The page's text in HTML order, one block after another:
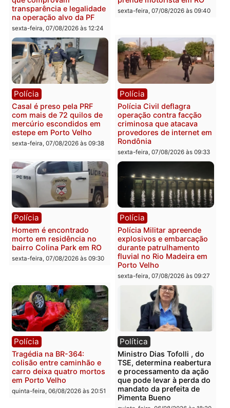
Marcos Rogério apresenta
Plano de Governo com
228 projetos, metas
públicas e
acompanhamento de
resultados
sexta-feira, 07/08/2026 às 18:49
Eleições 2026: Pastor
Rondônia na Câmara
Federal
sexta-feira, 07/08/2026 às
Polícia
2 MILHÕES – Unnesa
apresenta documentos
que comprovam
transparência e legalidade
na operação alvo da PF
sexta-feira, 07/08/2026 às 12:24
Polícia
Polícia Federal apreende
prende motorista em RO
sexta-feira, 07/08/2026 às
Polícia
Casal é preso pela PRF
com mais de 72 quilos de
mercúrio escondidos em
estepe em Porto Velho
sexta-feira, 07/08/2026 às 09:38
Polícia
Polícia Civil deflagra
operação contra facção
criminosa que atacava
provedores de internet
Rondônia
sexta-feira, 07/08/2026 às